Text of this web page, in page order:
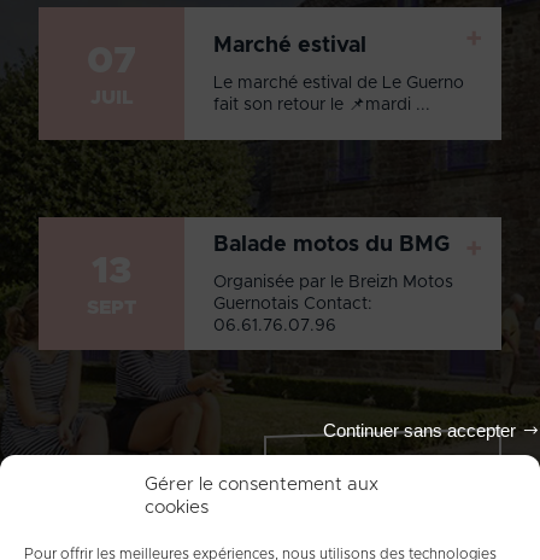
Gérer le consentement aux
cookies
Pour offrir les meilleures expériences, nous utilisons des technologies
Continuer sans accepter
Marché estival
Le marché estival de Le Guerno
fait son retour le 📌mardi ...
Balade motos du BMG
Organisée par le Breizh Motos
Guernotais Contact:
06.61.76.07.96